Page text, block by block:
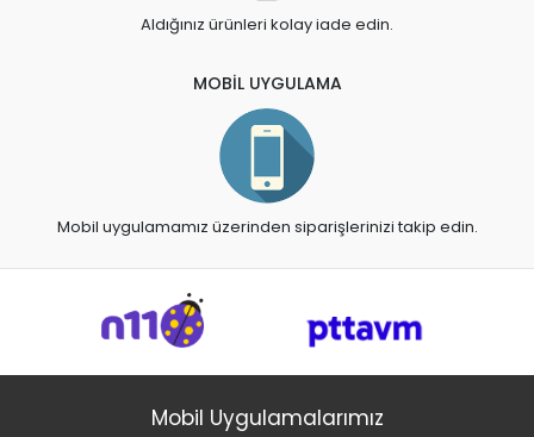
Aldığınız ürünleri kolay iade edin.
MOBİL UYGULAMA
Mobil uygulamamız üzerinden siparişlerinizi takip edin.
Mobil Uygulamalarımız